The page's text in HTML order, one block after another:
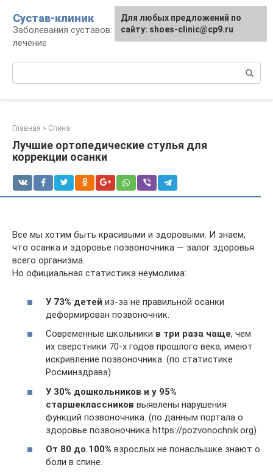
контенту
Сустав-клиник
Заболевания суставов: профилактика и
лечение
Главная » Спина
Лучшие ортопедические стулья для
коррекции осанки
Все мы хотим быть красивыми и здоровыми. И знаем,
что осанка и здоровье позвоночника — залог здоровья
всего организма.
Но официальная статистика неумолима:
У 73% детей из-за не правильной осанки
деформирован позвоночник.
Современные школьники в три раза чаще, чем
их сверстники 70-х годов прошлого века, имеют
искривление позвоночника. (по статистике
Росминздрава)
У 30% дошкольников и у 95%
старшеклассников выявлены нарушения
функций позвоночника. (по данным портала о
здоровье позвоночника https://pozvonochnik.org)
От 80 до 100% взрослых не понаслышке знают о
боли в спине.
Для любых предложений по
сайту: shoes-clinic@cp9.ru